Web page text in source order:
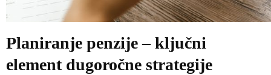
Planiranje penzije – ključni
element dugoročne strategije